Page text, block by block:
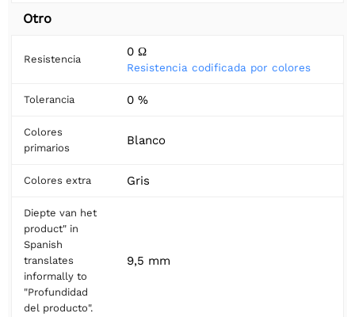
Otro
Resistencia
0 Ω
Resistencia codificada por colores
Tolerancia 0 %
Colores
primarios
Blanco
Colores extra Gris
Diepte van het
product" in
Spanish
translates
informally to
"Profundidad
del producto".
9,5 mm